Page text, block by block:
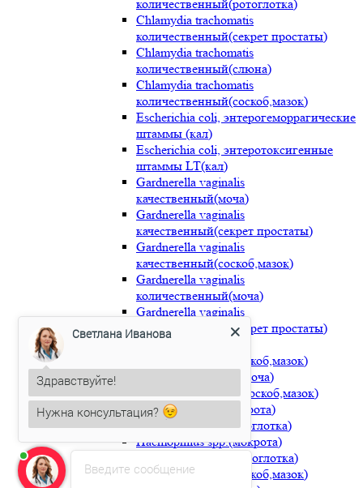
количественный(ротоглотка)
Chlamydia trachomatis
количественный(секрет простаты)
Chlamydia trachomatis
количественный(слюна)
Chlamydia trachomatis
количественный(соскоб,мазок)
Escherichia coli, энтерогеморрагические
штаммы (кал)
Escherichia coli, энтеротоксигенные
штаммы LT(кал)
Gardnerella vaginalis
качественный(моча)
Gardnerella vaginalis
качественный(секрет простаты)
Gardnerella vaginalis
качественный(соскоб,мазок)
Gardnerella vaginalis
количественный(моча)
Gardnerella vaginalis
количественный(секрет простаты)
количественный(соскоб,мазок)
Haemophilus ducrei(моча)
Haemophilus ducrei(соскоб,мазок)
Haemophilus sp.(мокрота)
Haemophilus sp.(носоглотка)
Haemophilus spp.(мокрота)
Haemophilus spp.(носоглотка)
Haemophilus spp.(соскоб,мазок)
Введите сообщение
Светлана Иванова
Здравствуйте!
Нужна консультация?
Светлана Ивановапечатает...